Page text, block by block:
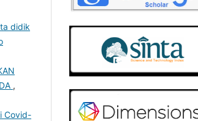
didik
,
Covid-